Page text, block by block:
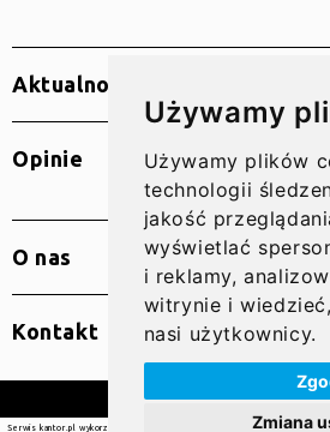
Używamy
Używamy plików
technologii
jakość
wyświetlać
i reklamy,
witrynie i
nasi użytkownicy.
Zmiana
Aktualności
Opinie
O nas
Kontakt
© 2010 – 2026 SUPER GRUPA
Serwis kantor.pl wykorzystuje pliki cookies. Użytkowanie serwisu oznacza